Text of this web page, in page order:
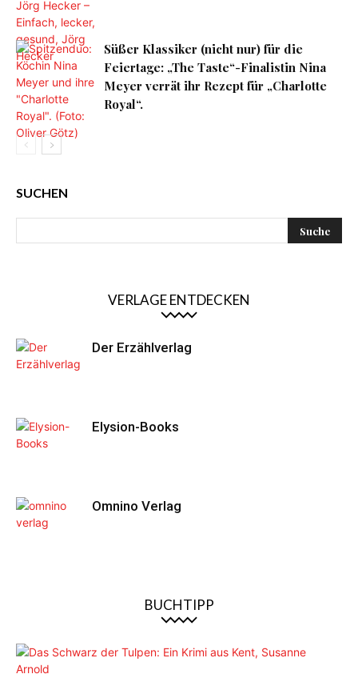
Süßer Klassiker (nicht nur) für die
Feiertage: „The Taste“-Finalistin Nina
Meyer verrät ihr Rezept für „Charlotte
Royal“.
SUCHEN
VERLAGE ENTDECKEN
Der Erzählverlag
Elysion-Books
Omnino Verlag
BUCHTIPP